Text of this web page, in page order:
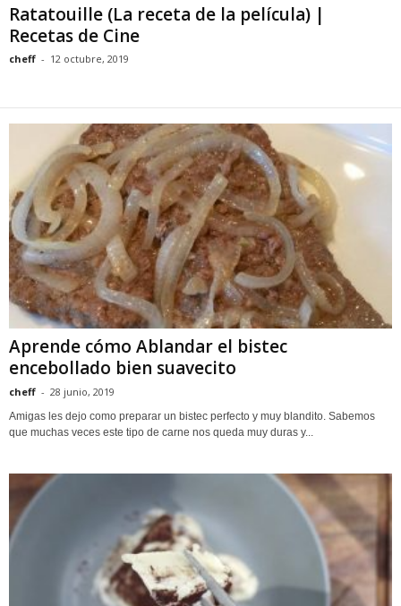
Ratatouille (La receta de la película) |
Recetas de Cine
cheff - 12 octubre, 2019
Aprende cómo Ablandar el bistec
encebollado bien suavecito
cheff - 28 junio, 2019
Amigas les dejo como preparar un bistec perfecto y muy blandito. Sabemos
que muchas veces este tipo de carne nos queda muy duras y...